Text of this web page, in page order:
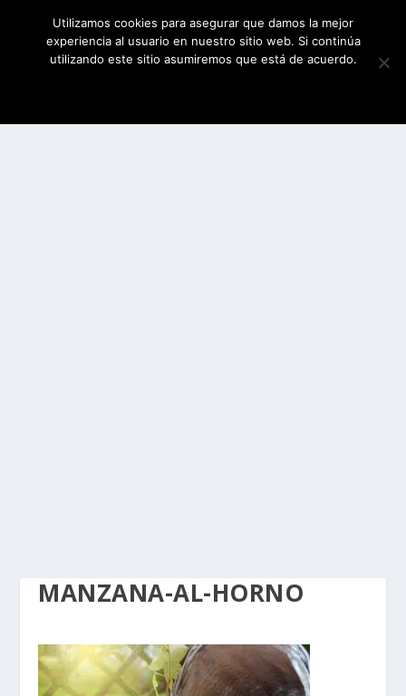
MANZANA-AL-HORNO
Utilizamos cookies para asegurar que damos la mejor
experiencia al usuario en nuestro sitio web. Si continúa
utilizando este sitio asumiremos que está de acuerdo.